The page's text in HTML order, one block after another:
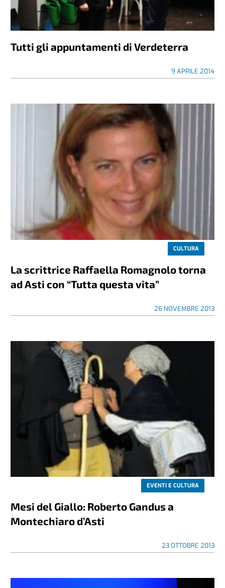
Tutti gli appuntamenti di Verdeterra
9 APRILE 2014
CULTURA
La scrittrice Raffaella Romagnolo torna
ad Asti con “Tutta questa vita”
26 NOVEMBRE 2013
EVENTI E CULTURA
Mesi del Giallo: Roberto Gandus a
Montechiaro d’Asti
23 OTTOBRE 2013